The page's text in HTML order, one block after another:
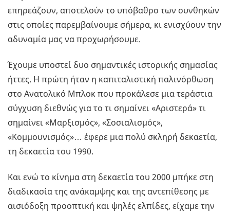
επηρεάζουν, αποτελούν το υπόβαθρο των συνθηκών
στις οποίες παρεμβαίνουμε σήμερα, κι ενισχύουν την
αδυναμία μας να προχωρήσουμε.
Έχουμε υποστεί δυο σημαντικές ιστορικής σημασίας
ήττες. Η πρώτη ήταν η καπιταλιστική παλινόρθωση
στο Ανατολικό Μπλοκ που προκάλεσε μια τεράστια
σύγχυση διεθνώς για το τι σημαίνει «Αριστερά» τι
σημαίνει «Μαρξισμός», «Σοσιαλισμός»,
«Κομμουνισμός»… έφερε μια πολύ σκληρή δεκαετία,
τη δεκαετία του 1990.
Και ενώ το κίνημα στη δεκαετία του 2000 μπήκε στη
διαδικασία της ανάκαμψης και της αντεπίθεσης με
αισιόδοξη προοπτική και ψηλές ελπίδες, είχαμε την